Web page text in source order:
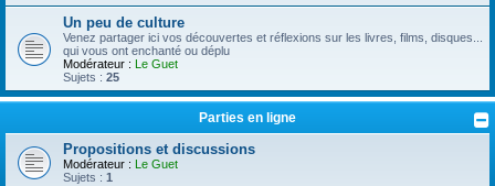
Un peu de culture
Venez partager ici vos découvertes et réflexions sur les livres, films, disques...
qui vous ont enchanté ou déplu
Modérateur : Le Guet
Sujets : 25
Parties en ligne
Propositions et discussions
Modérateur : Le Guet
Sujets : 1